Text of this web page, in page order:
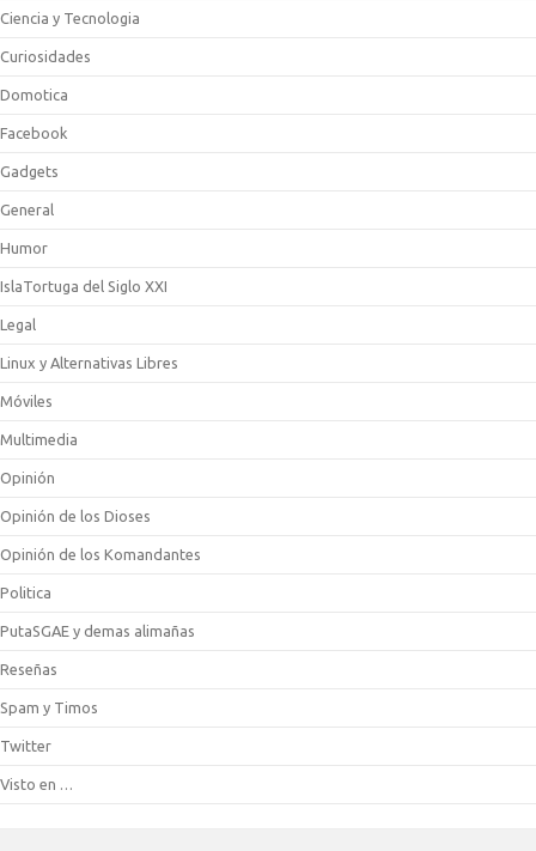
Ciencia y Tecnologia
Curiosidades
Domotica
Facebook
Gadgets
General
Humor
IslaTortuga del Siglo XXI
Legal
Linux y Alternativas Libres
Móviles
Multimedia
Opinión
Opinión de los Dioses
Opinión de los Komandantes
Politica
PutaSGAE y demas alimañas
Reseñas
Spam y Timos
Twitter
Visto en …